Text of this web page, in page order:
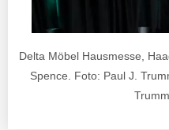
Delta Möbel Hausmesse,
Spence. Foto: Paul J.